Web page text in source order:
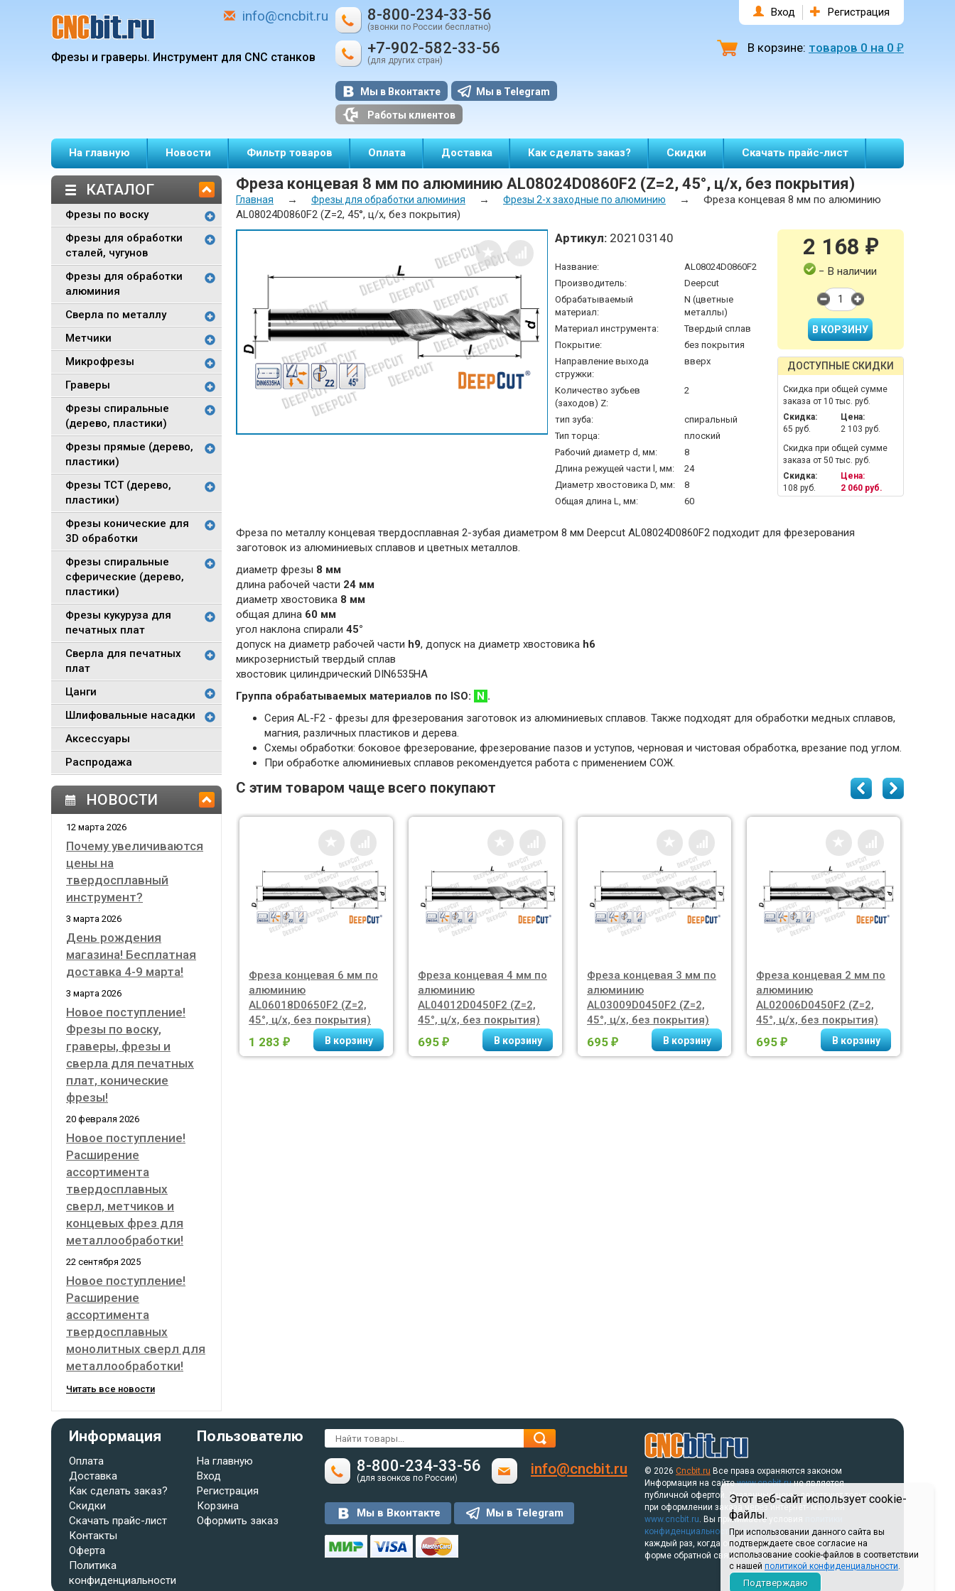
Этот веб-сайт использует cookie-
файлы.
При использовании данного сайта вы
подтверждаете свое согласие на
использование cookie-файлов в соответствии
с нашей политикой конфиденциальности.
Подтверждаю
info@cncbit.ru
Фрезы и граверы. Инструмент для CNC станков
8-800-234-33-56
(звонки по России бесплатно)
+7-902-582-33-56
(для других стран)
Мы в Вконтакте Мы в Telegram
Работы клиентов
Вход Регистрация
В корзине: товаров 0 на 0 ₽
На главную Новости Фильтр товаров Оплата Доставка Как сделать заказ? Скидки Скачать прайс-лист
КАТАЛОГ
Фрезы по воску
Фрезы для обработки
сталей, чугунов
Фрезы для обработки
алюминия
Сверла по металлу
Метчики
Микрофрезы
Граверы
Фрезы спиральные
(дерево, пластики)
Фрезы прямые (дерево,
пластики)
Фрезы TCT (дерево,
пластики)
Фрезы конические для
3D обработки
Фрезы спиральные
сферические (дерево,
пластики)
Фрезы кукуруза для
печатных плат
Сверла для печатных
плат
Цанги
Шлифовальные насадки
Аксессуары
Распродажа
НОВОСТИ
12 марта 2026
Почему увеличиваются
цены на
твердосплавный
инструмент?
3 марта 2026
День рождения
магазина! Бесплатная
доставка 4-9 марта!
3 марта 2026
Новое поступление!
Фрезы по воску,
граверы, фрезы и
сверла для печатных
плат, конические
фрезы!
20 февраля 2026
Новое поступление!
Расширение
ассортимента
твердосплавных
сверл, метчиков и
концевых фрез для
металлообработки!
22 сентября 2025
Новое поступление!
Расширение
ассортимента
твердосплавных
монолитных сверл для
металлообработки!
Читать все новости
Фреза концевая 8 мм по алюминию AL08024D0860F2 (Z=2, 45°, ц/х, без покрытия)
Главная → Фрезы для обработки алюминия → Фрезы 2-х заходные по алюминию →
Фреза концевая 8 мм по алюминию
AL08024D0860F2 (Z=2, 45°, ц/х, без покрытия)
Артикул: 202103140
Название:
AL08024D0860F2
Производитель:
Deepcut
Обрабатываемый
материал:
N (цветные
металлы)
Материал инструмента:
Твердый сплав
Покрытие:
без покрытия
Направление выхода
стружки:
вверх
Количество зубьев
(заходов) Z:
2
тип зуба:
спиральный
Тип торца:
плоский
Рабочий диаметр d, мм:
8
Длина режущей части l, мм:
24
Диаметр хвостовика D, мм:
8
Общая длина L, мм:
60
2 168 ₽
− В наличии
ДОСТУПНЫЕ СКИДКИ
Скидка при общей сумме
заказа от 10 тыс. руб.
Скидка:
65 руб.
Цена:
2 103 руб.
Скидка при общей сумме
заказа от 50 тыс. руб.
Скидка:
108 руб.
Цена:
2 060 руб.
Фреза по металлу концевая твердосплавная 2-зубая диаметром 8 мм Deepcut AL08024D0860F2 подходит для фрезерования
заготовок из алюминиевых сплавов и цветных металлов.
диаметр фрезы 8 мм
длина рабочей части 24 мм
диаметр хвостовика 8 мм
общая длина 60 мм
угол наклона спирали 45°
допуск на диаметр рабочей части h9, допуск на диаметр хвостовика h6
микрозернистый твердый сплав
хвостовик цилиндрический DIN6535HA
Группа обрабатываемых материалов по ISO: N .
Серия AL-F2 - фрезы для фрезерования заготовок из алюминиевых сплавов. Также подходят для обработки медных сплавов,
магния, различных пластиков и дерева.
Схемы обработки: боковое фрезерование, фрезерование пазов и уступов, черновая и чистовая обработка, врезание под углом.
При обработке алюминиевых сплавов рекомендуется работа с применением СОЖ.
С этим товаром чаще всего покупают
Фреза концевая 6 мм по
алюминию
AL06018D0650F2 (Z=2,
45°, ц/х, без покрытия)
1 283 ₽
Фреза концевая 4 мм по
алюминию
AL04012D0450F2 (Z=2,
45°, ц/х, без покрытия)
695 ₽
Фреза концевая 3 мм по
алюминию
AL03009D0450F2 (Z=2,
45°, ц/х, без покрытия)
695 ₽
Фреза концевая 2 мм по
алюминию
AL02006D0450F2 (Z=2,
45°, ц/х, без покрытия)
695 ₽
Информация
Оплата
Доставка
Как сделать заказ?
Скидки
Скачать прайс-лист
Контакты
Оферта
Политика
конфиденциальности
Пользователю
На главную
Вход
Регистрация
Корзина
Оформить заказ
8-800-234-33-56
(для звонков по России)
info@cncbit.ru
Мы в Вконтакте Мы в Telegram
© 2026 Cncbit.ru Все права охраняются законом
Информация на сайтеwww.cncbit.ruне является
публичной офертой. Указанные цены действуют только
при оформлении заказа через интернет- магазин
www.cncbit.ru. Вы принимаете условия
конфиденциальностиипользовательского соглашения
каждый раз, когда оставляете свои данные в любой
форме обратной связи на сайте.